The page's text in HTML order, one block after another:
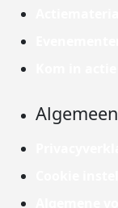
Algemeen